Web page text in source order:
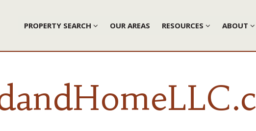
PROPERTY SEARCH OUR AREAS RESOURCES ABOUT